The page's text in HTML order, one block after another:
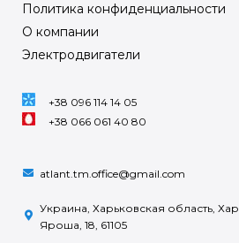
Политика конфиденциальности
О компании
Электродвигатели
+38 096 114 14 05
+38 066 061 40 80
atlant.tm.office@gmail.com
Украина, Харьковская область,
Яроша, 18, 61105